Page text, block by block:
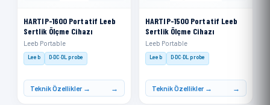
HARTIP-1600 Portatif Leeb
Sertlik Ölçme Cihazı
Leeb Portable
Leeb D·DC·DL probe
Teknik Özellikler →
HARTIP-1500 Portatif Leeb
Sertlik Ölçme Cihazı
Leeb Portable
Leeb D·DC·DL probe
Teknik Özellikler →